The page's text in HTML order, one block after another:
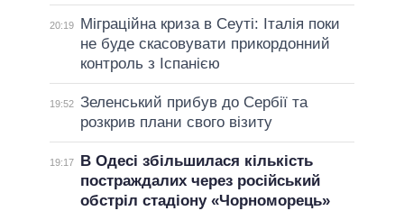
20:19
Міграційна криза в Сеуті: Італія поки
не буде скасовувати прикордонний
контроль з Іспанією
19:52 Зеленський прибув до Сербії та
розкрив плани свого візиту
19:17
В Одесі збільшилася кількість
постраждалих через російський
обстріл стадіону «Чорноморець»